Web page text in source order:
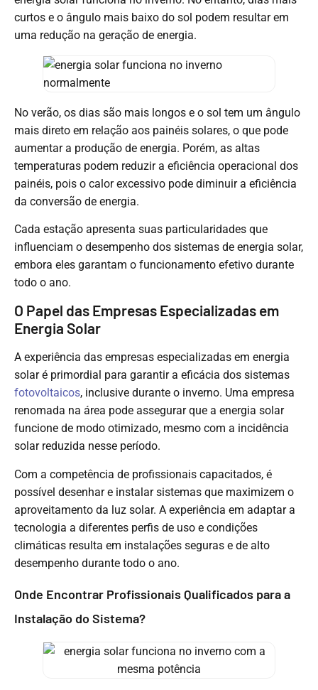
curtos e o ângulo mais baixo do sol podem resultar em
uma redução na geração de energia.
No verão, os dias são mais longos e o sol tem um ângulo
mais direto em relação aos painéis solares, o que pode
aumentar a produção de energia. Porém, as altas
temperaturas podem reduzir a eficiência operacional dos
painéis, pois o calor excessivo pode diminuir a eficiência
da conversão de energia.
Cada estação apresenta suas particularidades que
influenciam o desempenho dos sistemas de energia solar,
embora eles garantam o funcionamento efetivo durante
todo o ano.
O Papel das Empresas Especializadas em
Energia Solar
A experiência das empresas especializadas em energia
solar é primordial para garantir a eficácia dos sistemas
fotovoltaicos, inclusive durante o inverno. Uma empresa
renomada na área pode assegurar que a energia solar
funcione de modo otimizado, mesmo com a incidência
solar reduzida nesse período.
Com a competência de profissionais capacitados, é
possível desenhar e instalar sistemas que maximizem o
aproveitamento da luz solar. A experiência em adaptar a
tecnologia a diferentes perfis de uso e condições
climáticas resulta em instalações seguras e de alto
desempenho durante todo o ano.
Onde Encontrar Profissionais Qualificados para a
Instalação do Sistema?